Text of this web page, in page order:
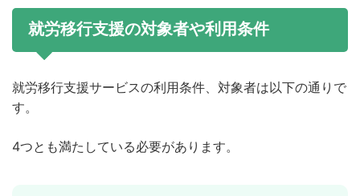
就労移行支援の対象者や利用条件
就労移行支援サービスの利用条件、対象者は以下の通りで
す。
4つとも満たしている必要があります。